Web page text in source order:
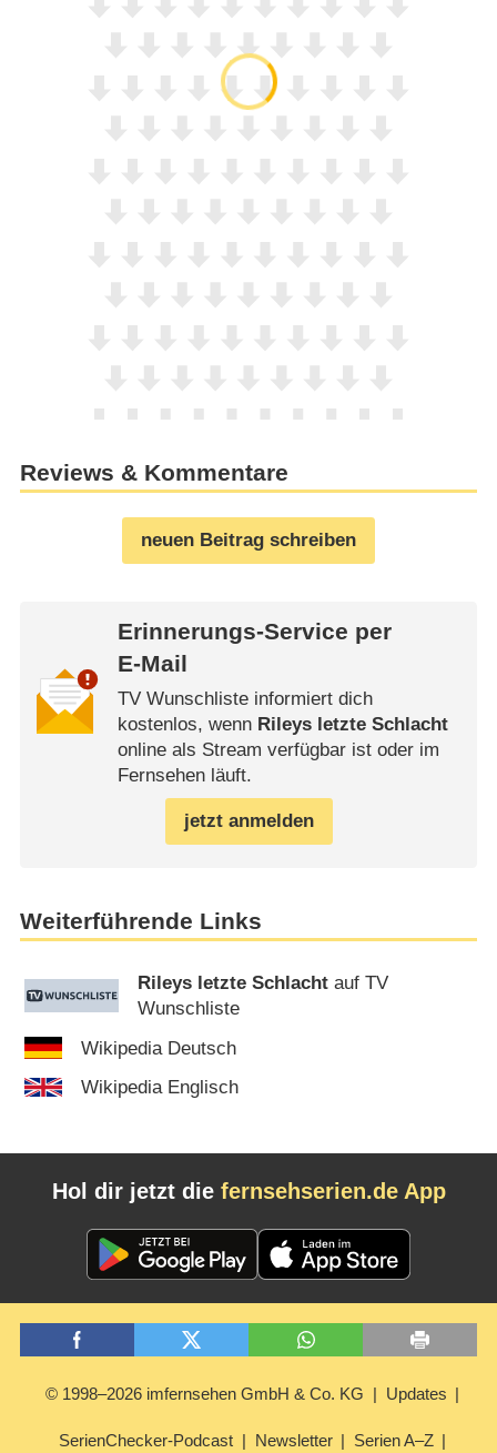
Reviews & Kommentare
neuen Beitrag schreiben
Erinnerungs-Service per
E-Mail
TV Wunschliste informiert dich
kostenlos, wenn Rileys letzte Schlacht
online als Stream verfügbar ist oder im
Fernsehen läuft.
jetzt anmelden
Weiterführende Links
Rileys letzte Schlacht auf TV
Wunschliste
Wikipedia Deutsch
Wikipedia Englisch
Hol dir jetzt die fernsehserien.de App
© 1998–2026 imfernsehen GmbH & Co. KG Updates
SerienChecker-Podcast Newsletter Serien A–Z